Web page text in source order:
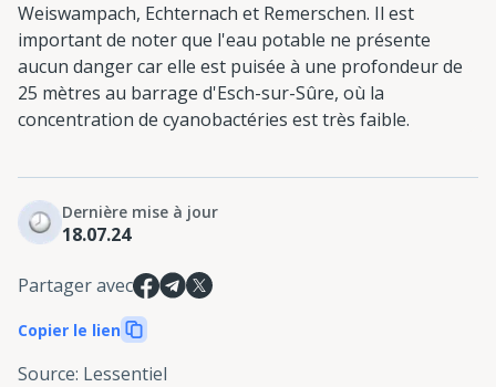
Weiswampach, Echternach et Remerschen. Il est
important de noter que l'eau potable ne présente
aucun danger car elle est puisée à une profondeur de
25 mètres au barrage d'Esch-sur-Sûre, où la
concentration de cyanobactéries est très faible.
Dernière mise à jour
18.07.24
Partager avec
Copier le lien
Source: Lessentiel